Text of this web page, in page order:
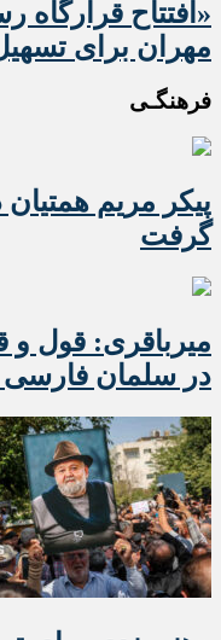
«افتتاح قرارگاه
مهران برای
فرهنگـی
پیکر مریم
گرفت
میرباقری: قول و
در سلمان فارسی